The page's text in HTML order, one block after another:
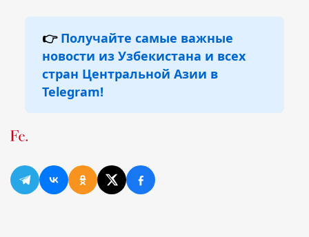
👉 Получайте самые важные
новости из Узбекистана и всех
стран Центральной Азии в
Telegram!